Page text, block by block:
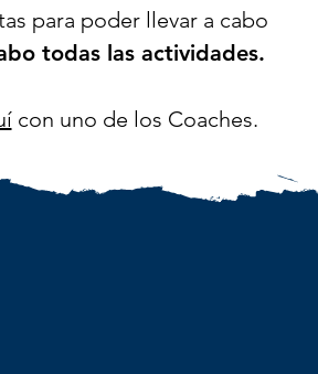
para poder llevar a cabo
todas las actividades.
con uno de los Coaches.